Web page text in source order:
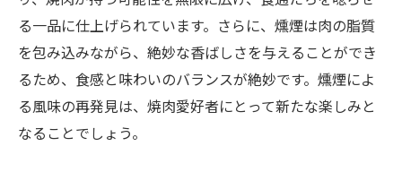
特製タレと燻煙が織り成す絶品
神田駅の焼肉店で味わう至福の時間
焼肉の新たな境地を開く燻煙
絶品焼肉を求める神田駅の旅
神田駅で楽しむ燻煙焼肉香りと旨味の共演
る一品に仕上げられています。さらに、燻煙は肉の脂質
を包み込みながら、絶妙な香ばしさを与えることができ
るため、食感と味わいのバランスが絶妙です。燻煙によ
る風味の再発見は、焼肉愛好者にとって新たな楽しみと
なることでしょう。